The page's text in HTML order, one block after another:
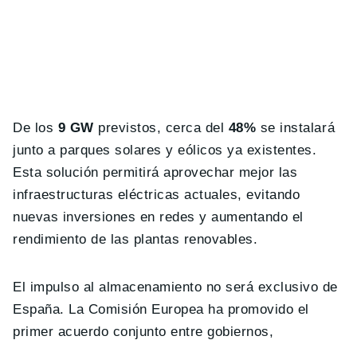
De los 9 GW previstos, cerca del 48% se instalará
junto a parques solares y eólicos ya existentes.
Esta solución permitirá aprovechar mejor las
infraestructuras eléctricas actuales, evitando
nuevas inversiones en redes y aumentando el
rendimiento de las plantas renovables.
El impulso al almacenamiento no será exclusivo de
España. La Comisión Europea ha promovido el
primer acuerdo conjunto entre gobiernos,